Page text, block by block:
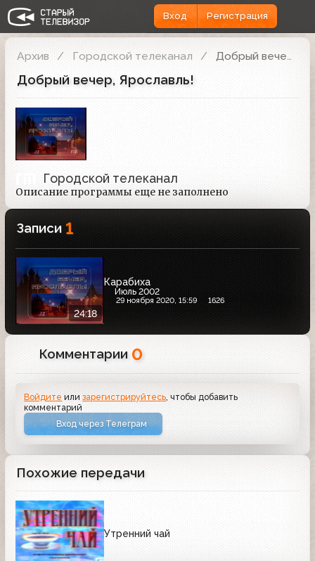
Вход Регистрация
Архив Городской телеканал Добрый вечер, Ярославль!
Добрый вечер, Ярославль!
Городской телеканал
Описание программы еще не заполнено
Записи 1
24:18
Карабиха
Июль 2002
29 ноября 2020, 15:59 1626
Комментарии 0
Войдите илизарегистрируйтесь, чтобы добавить
комментарий
Вход через Телеграм
Похожие передачи
Утренний чай